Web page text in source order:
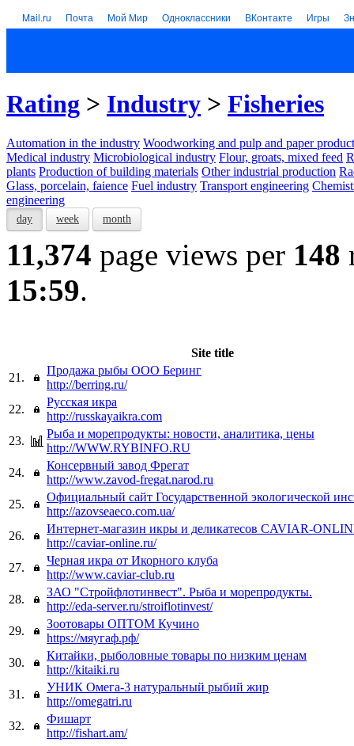
Mail.ru Почта Мой Мир Одноклассники ВКонтакте Игры
Rating > Industry > Fisheries
Automation in the industry Woodworking and pulp and paper
Medical industry Microbiological industry Flour, groats, mixed feed
plants Production of building materials Other industrial production
Glass, porcelain, faience Fuel industry Transport engineering
engineering
day week month
11,374 page views per 148
15:59.
Site title
21.
Продажа рыбы ООО Беринг
http://berring.ru/
22.
Русская икра
http://russkayaikra.com
23.
Рыба и морепродукты: новости, аналитика, цены
http://WWW.RYBINFO.RU
24.
Консервный завод Фрегат
http://www.zavod-fregat.narod.ru
25.
Официальный сайт Государственной экологической
http://azovseaeco.com.ua/
26.
Интернет-магазин икры и деликатесов CAVIAR-
http://caviar-online.ru/
27.
Черная икра от Икорного клуба
http://www.caviar-club.ru
28.
ЗАО "Стройфлотинвест". Рыба и морепродукты.
http://eda-server.ru/stroiflotinvest/
29.
Зоотовары ОПТОМ Кучино
https://мяугаф.рф/
30.
Китайки, рыболовные товары по низким ценам
http://kitaiki.ru
31.
УНИК Омега-3 натуральный рыбий жир
http://omegatri.ru
32.
Фишарт
http://fishart.am/